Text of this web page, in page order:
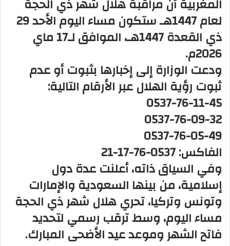
المغربية أن مراقبة هلال شهر ذي الحجة
لعام 1447هـ ستكون مساء اليوم الأحد 29
ذي القعدة 1447هـ، الموافق لـ17 ماي
2026م.
ودعت الوزارة إلى إخبارها بثبوت أو عدم
ثبوت رؤية الهلال عبر الأرقام التالية:
0537-76-11-45
0537-76-09-32
0537-76-05-49
الفاكس: 0537-76-17-21
وفي السياق ذاته، أعلنت عدة دول
إسلامية، من بينها السعودية والإمارات
وتونس وتركيا، تحري هلال شهر ذي الحجة
مساء اليوم، وسط ترقب رسمي لتحديد
فاتح الشهر وموعد عيد الأضحى المبارك.